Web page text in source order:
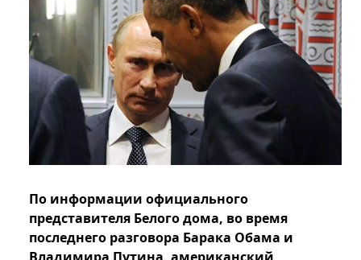
По информации официального
представителя Белого дома, во время
последнего разговора Барака Обама и